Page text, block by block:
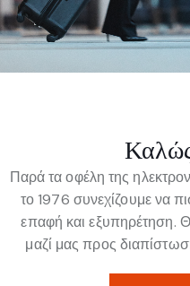
Παρά τα οφέλη της
το 1976 συνεχίζουμε να
επαφή και εξυπηρέτηση.
μαζί μας προς